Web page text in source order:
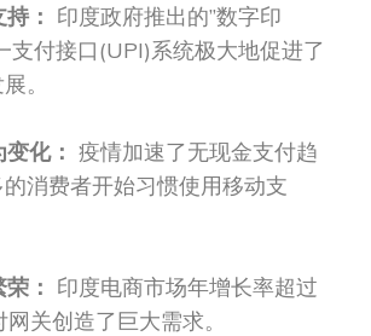
： 印度政府推出的”数字印
支付接口(UPI)系统极大地促进了
。
化： 疫情加速了无现金支付趋
消费者开始习惯使用移动支
： 印度电商市场年增长率超过
关创造了巨大需求。